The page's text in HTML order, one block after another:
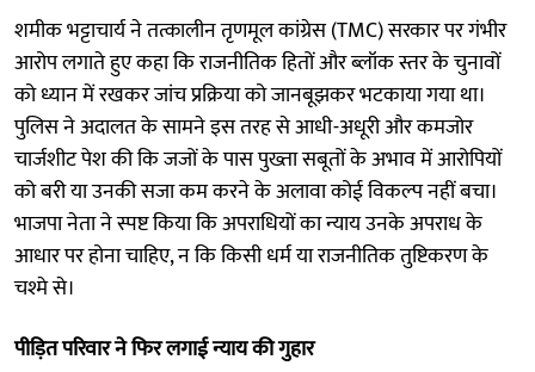
शमीक भट्टाचार्य ने तत्कालीन तृणमूल कांग्रेस (TMC) सरकार पर गंभीर
आरोप लगाते हुए कहा कि राजनीतिक हितों और ब्लॉक स्तर के चुनावों
को ध्यान में रखकर जांच प्रक्रिया को जानबूझकर भटकाया गया था।
पुलिस ने अदालत के सामने इस तरह से आधी-अधूरी और कमजोर
चार्जशीट पेश की कि जजों के पास पुख्ता सबूतों के अभाव में आरोपियों
को बरी या उनकी सजा कम करने के अलावा कोई विकल्प नहीं बचा।
भाजपा नेता ने स्पष्ट किया कि अपराधियों का न्याय उनके अपराध के
आधार पर होना चाहिए, न कि किसी धर्म या राजनीतिक तुष्टिकरण के
चश्मे से।
पीड़ित परिवार ने फिर लगाई न्याय की गुहार